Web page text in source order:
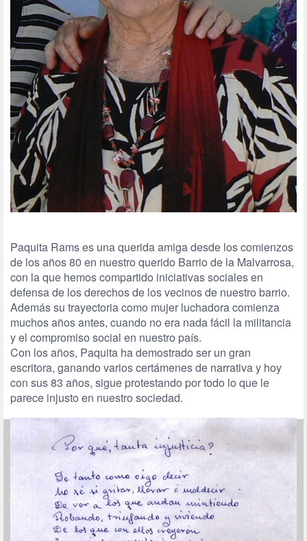
Paquita Rams es una querida amiga desde los comienzos
de los años 80 en nuestro querido Barrio de la Malvarrosa,
con la que hemos compartido iniciativas sociales en
defensa de los derechos de los vecinos de nuestro barrio.
Además su trayectoria como mujer luchadora comienza
muchos años antes, cuando no era nada fácil la militancia
y el compromiso social en nuestro país.
Con los años, Paquita ha demostrado ser un gran
escritora, ganando varios certámenes de narrativa y hoy
con sus 83 años, sigue protestando por todo lo que le
parece injusto en nuestro sociedad.